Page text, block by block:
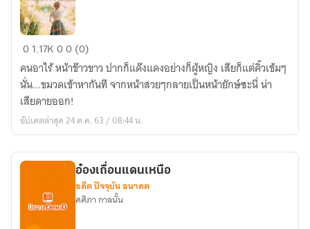
สุด
ปลาย
ฝั่ง
ฟ้า
01.17K00 (0)
คนอาไร้ หน้าข๊าวขาว ปากก็แด๊งแดงอย่างก็ผู้หญิง เสียก็แต่คิ้วเข้มๆ
นั่น...ขมวดเข้าหากันที จากหน้าสวยๆกลายเป็นหน้ายักษ์ซะนี่ น่า
เสียดายออก!
อัปเดตล่าสุด 24 ต.ค. 63 / 08:44 น.
อ๋องเถื่อนแดนเหนือ
อดีต ปัจจุบัน อนาคต
ศศิภา กาลนั้น